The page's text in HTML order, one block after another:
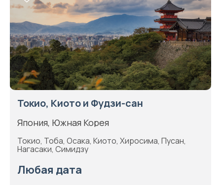
Токио, Киото и Фудзи-сан
Япония, Южная Корея
Токио, Тоба, Осака, Киото, Хиросима, Пусан,
Нагасаки, Симидзу
Любая дата